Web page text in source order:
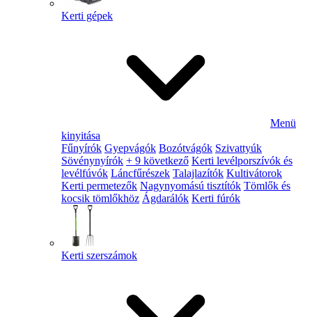
Kerti gépek
Menü
kinyitása
Fűnyírók Gyepvágók Bozótvágók Szivattyúk
Sövénynyírók + 9 következő Kerti levélporszívók és
levélfúvók Láncfűrészek Talajlazítók Kultivátorok
Kerti permetezők Nagynyomású tisztítók Tömlők és
kocsik tömlőkhöz Ágdarálók Kerti fúrók
Kerti szerszámok